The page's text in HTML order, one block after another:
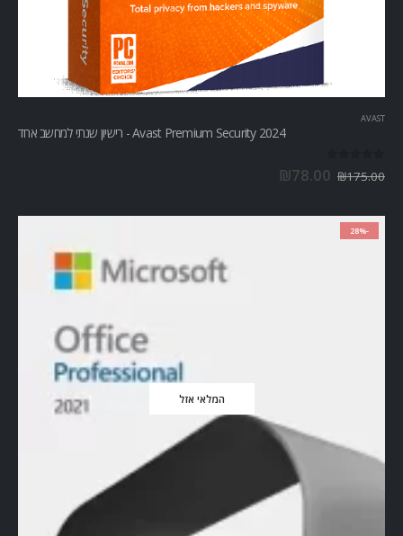
AVAST
Avast Premium Security 2024 - רישיון שנתי למחשב אחד
₪175.00
₪78.00
-28%
המלאי אזל